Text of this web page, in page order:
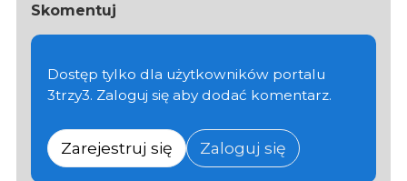
Skomentuj
Dostęp tylko dla użytkowników portalu
3trzy3. Zaloguj się aby dodać komentarz.
Zarejestruj się Zaloguj się